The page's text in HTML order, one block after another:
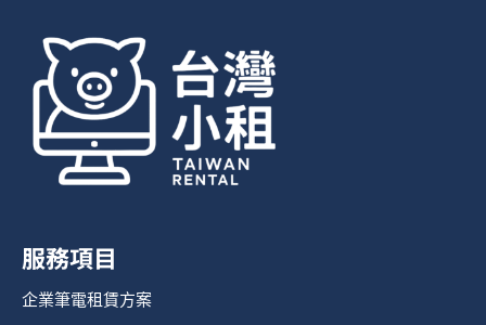
服務項目
企業筆電租賃方案